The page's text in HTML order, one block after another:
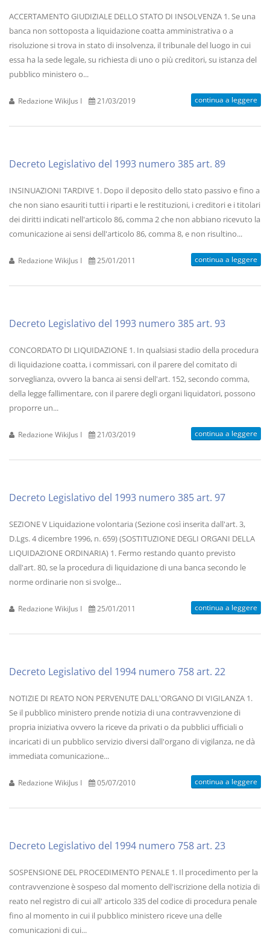
ACCERTAMENTO GIUDIZIALE DELLO STATO DI INSOLVENZA 1. Se una
banca non sottoposta a liquidazione coatta amministrativa o a
risoluzione si trova in stato di insolvenza, il tribunale del luogo in cui
essa ha la sede legale, su richiesta di uno o più creditori, su istanza del
pubblico ministero o...
Redazione WikiJus I 21/03/2019 continua a leggere
Decreto Legislativo del 1993 numero 385 art. 89
INSINUAZIONI TARDIVE 1. Dopo il deposito dello stato passivo e fino a
che non siano esauriti tutti i riparti e le restituzioni, i creditori e i titolari
dei diritti indicati nell'articolo 86, comma 2 che non abbiano ricevuto la
comunicazione ai sensi dell'articolo 86, comma 8, e non risultino...
Redazione WikiJus I 25/01/2011 continua a leggere
Decreto Legislativo del 1993 numero 385 art. 93
CONCORDATO DI LIQUIDAZIONE 1. In qualsiasi stadio della procedura
di liquidazione coatta, i commissari, con il parere del comitato di
sorveglianza, ovvero la banca ai sensi dell'art. 152, secondo comma,
della legge fallimentare, con il parere degli organi liquidatori, possono
proporre un...
Redazione WikiJus I 21/03/2019 continua a leggere
Decreto Legislativo del 1993 numero 385 art. 97
SEZIONE V Liquidazione volontaria (Sezione così inserita dall'art. 3,
D.Lgs. 4 dicembre 1996, n. 659) (SOSTITUZIONE DEGLI ORGANI DELLA
LIQUIDAZIONE ORDINARIA) 1. Fermo restando quanto previsto
dall'art. 80, se la procedura di liquidazione di una banca secondo le
norme ordinarie non si svolge...
Redazione WikiJus I 25/01/2011 continua a leggere
Decreto Legislativo del 1994 numero 758 art. 22
NOTIZIE DI REATO NON PERVENUTE DALL'ORGANO DI VIGILANZA 1.
Se il pubblico ministero prende notizia di una contravvenzione di
propria iniziativa ovvero la riceve da privati o da pubblici ufficiali o
incaricati di un pubblico servizio diversi dall'organo di vigilanza, ne dà
immediata comunicazione...
Redazione WikiJus I 05/07/2010 continua a leggere
Decreto Legislativo del 1994 numero 758 art. 23
SOSPENSIONE DEL PROCEDIMENTO PENALE 1. Il procedimento per la
contravvenzione è sospeso dal momento dell'iscrizione della notizia di
reato nel registro di cui all' articolo 335 del codice di procedura penale
fino al momento in cui il pubblico ministero riceve una delle
comunicazioni di cui...